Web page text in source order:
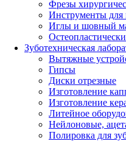
Фрезы
Инструменты для
Иглы и шовный
Зуботехническая
Вытяжные
Гипсы
Диски отрезные
Изготовление
Изготовление
Литейное
Нейлоновые,
Полировка для